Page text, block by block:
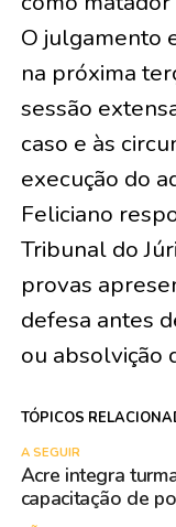
O julgamento
na próxima
sessão
caso e às
execução do
Feliciano
Tribunal do
provas
defesa antes
ou absolvição
TÓPICOS
A SEGUIR
Acre integra
capacitação de